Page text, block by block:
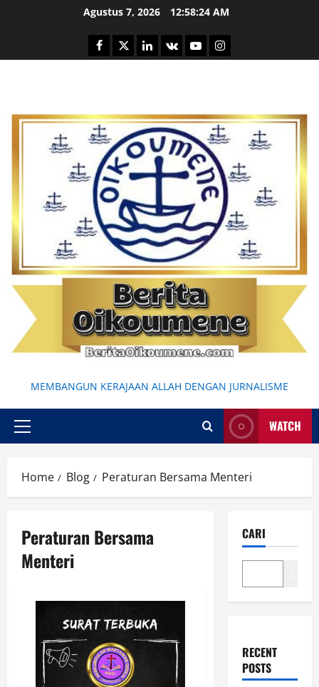
Agustus 7, 2026 12:58:25 AM
Facebook
TwitterLinkedin
VK YoutubeInstagram
MEMBANGUN KERAJAAN ALLAH DENGAN JURNALISME
Primary
WATCH
Home Blog Peraturan Bersama Menteri
Peraturan Bersama
Menteri
CARI
RECENT
POSTS